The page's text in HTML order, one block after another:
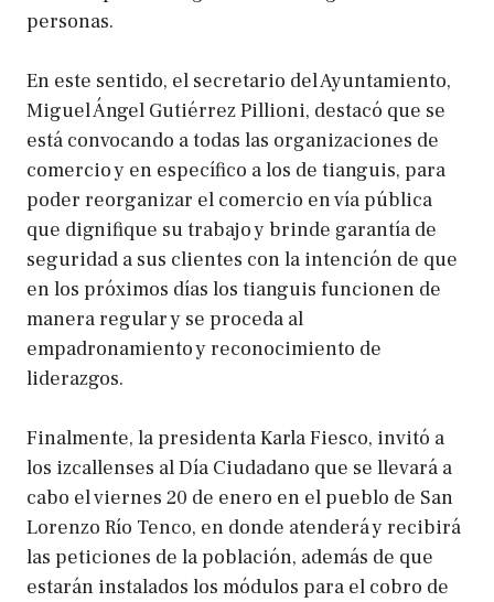
personas.
En este sentido, el secretario del Ayuntamiento,
Miguel Ángel Gutiérrez Pillioni, destacó que se
está convocando a todas las organizaciones de
comercio y en específico a los de tianguis, para
poder reorganizar el comercio en vía pública
que dignifique su trabajo y brinde garantía de
seguridad a sus clientes con la intención de que
en los próximos días los tianguis funcionen de
manera regular y se proceda al
empadronamiento y reconocimiento de
liderazgos.
Finalmente, la presidenta Karla Fiesco, invitó a
los izcallenses al Día Ciudadano que se llevará a
cabo el viernes 20 de enero en el pueblo de San
Lorenzo Río Tenco, en donde atenderá y recibirá
las peticiones de la población, además de que
estarán instalados los módulos para el cobro de